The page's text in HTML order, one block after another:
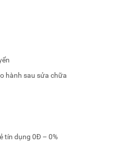
hành sau sửa chữa
tín dụng 0Đ – 0%